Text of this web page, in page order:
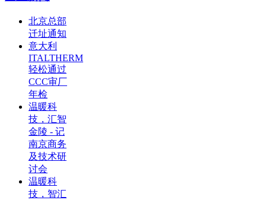
北京总部
迁址通知
意大利
ITALTHERM
轻松通过
CCC审厂
年检
温暖科
技，汇智
金陵 - 记
南京商务
及技术研
讨会
温暖科
技，智汇